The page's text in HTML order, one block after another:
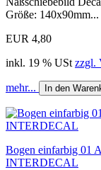
Größe: 140x90mm...
EUR 4,80
inkl. 19 % USt zzgl.
mehr... In den
Bogen einfarbig 01
INTERDECAL